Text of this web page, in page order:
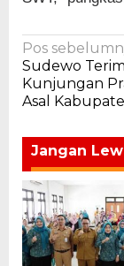
Navigasi
pos
Pos
Sudewo
Kunjungan
Asal
Jangan